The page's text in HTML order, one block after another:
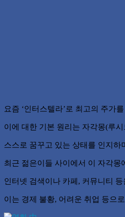
요즘 ‘인터스텔라’로 최고의 주가
이에 대한 기본 원리는 자각몽(루
스스로 꿈꾸고 있는 상태를 인지하
최근 젊은이들 사이에서 이 자각몽
인터넷 검색이나 카페, 커뮤니티
이는 경제 불황, 어려운 취업 등으